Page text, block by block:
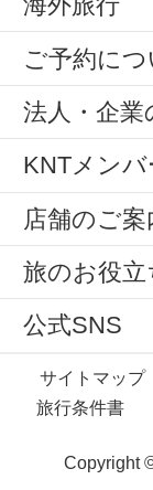
ご予約につ
法人・企業
KNTメン
店舗のご案
旅のお役立
公式SNS
サイトマップ
旅行条件書
Copyright